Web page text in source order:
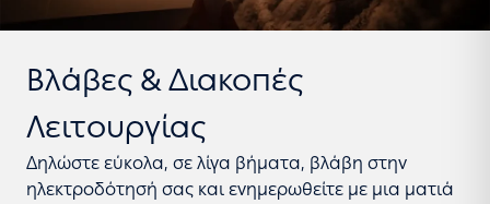
Βλάβες & Διακοπές
Λειτουργίας
Δηλώστε εύκολα, σε λίγα βήματα, βλάβη στην
ηλεκτροδότησή σας και ενημερωθείτε με μια ματιά